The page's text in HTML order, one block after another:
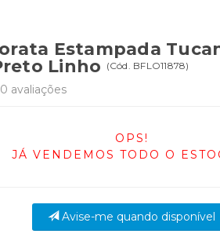
Estampada
Linho (Cód. BFLO11878)
avaliações
OPS!
JÁ VENDEMOS TODO O
Avise-me quando disponível